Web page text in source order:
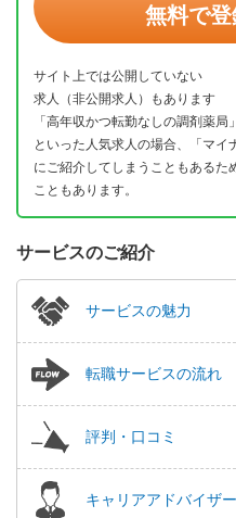
無料で登
サイト上では公開していない
求人（非公開求人）もあります
「高年収かつ転勤なしの調剤薬局
といった人気求人の場合、「マイ
にご紹介してしまうこともあるた
こともあります。
サービスのご紹介
サービスの魅力
転職サービスの流れ
評判・口コミ
キャリアアドバイザ